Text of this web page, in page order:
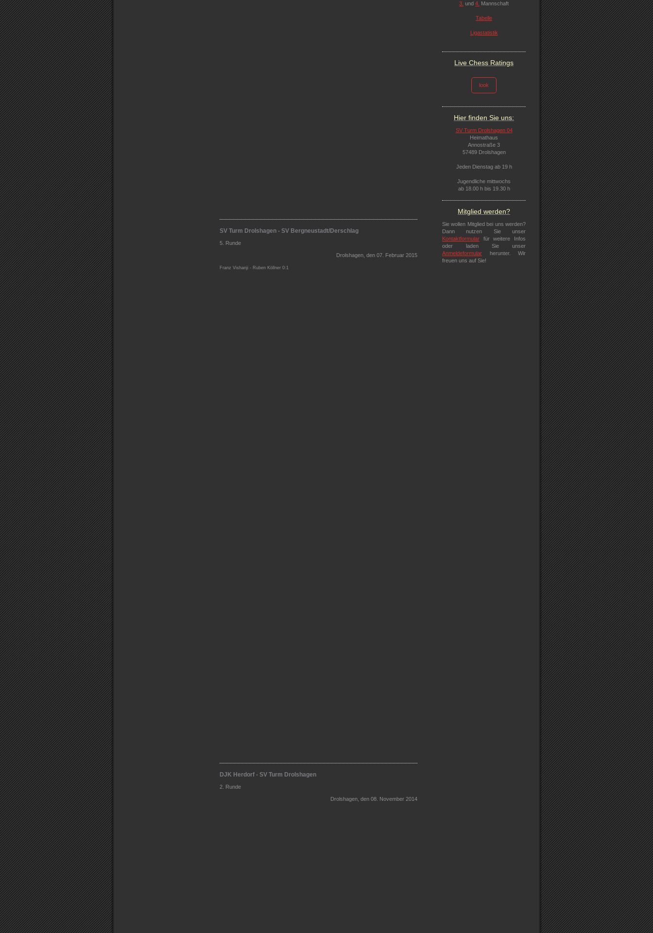
SV Turm Drolshagen - SV Bergneustadt/Derschlag
5. Runde
Drolshagen, den 07. Februar 2015
Franz Vishanji - Ruben Köllner 0:1
DJK Herdorf - SV Turm Drolshagen
2. Runde
Drolshagen, den 08. November 2014
3. und 4. Mannschaft
Tabelle
Ligastatistik
Live Chess Ratings
look
Hier finden Sie uns:
SV Turm Drolshagen 04
Heimathaus
Annostraße 3
57489 Drolshagen
Jeden Dienstag ab 19 h
Jugendliche mittwochs
ab 18.00 h bis 19.30 h
Mitglied werden?
Sie wollen Mitglied bei uns werden?
Dann nutzen Sie unser
Kontaktformular für weitere Infos
oder laden Sie unser
Anmeldeformular herunter. Wir
freuen uns auf Sie!